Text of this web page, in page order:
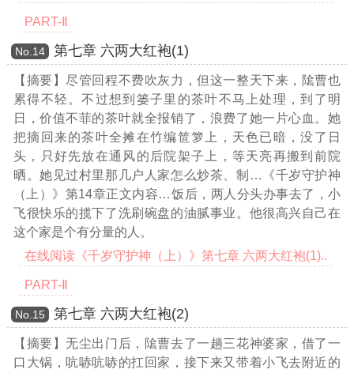
PART-Ⅱ
Νο.14 第七章 六两大红袍(1)
【摘要】尽管回程不费吹灰力，但这一整天下来，隂曹也
累得不轻。不过想到篓子里的茶叶不马上处理，到了明
日，价值不菲的茶叶就全报销了，浪费了她一片心血。她
把摘回来的茶叶全摊在竹编笸箩上，天色已暗，没了日
头，只好先放在通风的后院架子上，等天亮再搬到前院
晒。她见过村里那几户人家怎么炒茶、制 …《千岁守护神
（上）》第14章正文内容…饭后，两人分头办事去了，小
飞很快乐的揽下了洗刷碗盘的油腻事业。他很高兴自己在
这个家是个有分量的人。
在线阅读《千岁守护神（上）》第七章 六两大红袍(1)..
PART-Ⅱ
Νο.15 第七章 六两大红袍(2)
【摘要】无尘出门后，隂曹去了一趟三花神婆家，借了一
口大锅，吭哧吭哧的扛回家，接下来又带着小飞去附近的